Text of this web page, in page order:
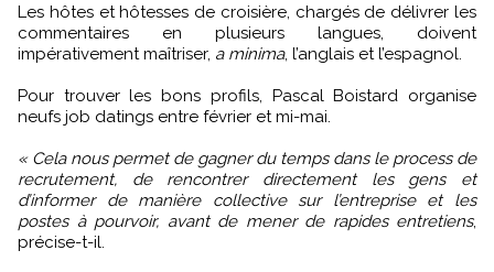
Les hôtes et hôtesses de croisière, chargés de délivrer les
commentaires en plusieurs langues, doivent
impérativement maîtriser, a minima, l’anglais et l’espagnol.
Pour trouver les bons profils, Pascal Boistard organise
neufs job datings entre février et mi-mai.
« Cela nous permet de gagner du temps dans le process de
recrutement, de rencontrer directement les gens et
d’informer de manière collective sur l’entreprise et les
postes à pourvoir, avant de mener de rapides entretiens,
précise-t-il.